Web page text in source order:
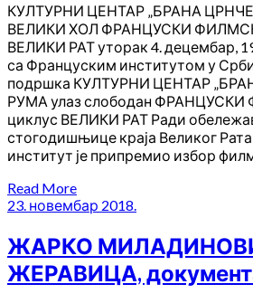
КУЛТУРНИ ЦЕНТАР „БРАНА
ВЕЛИКИ ХОЛ ФРАНЦУСКИ
ВЕЛИКИ РАТ уторак 4. децембар,
са Француским институтом у
подршка КУЛТУРНИ ЦЕНТАР
РУМА улаз слободан
циклус ВЕЛИКИ РАТ Ради
стогодишњице краја Великог
институт је припремио избор
Read More
23. новембар 2018.
ЖАРКО
ЖЕРАВИЦА,